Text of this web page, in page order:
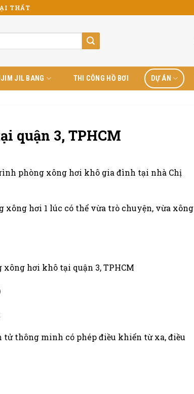
THẤT
JIL BANG THI CÔNG HỒ BƠI DỰ ÁN
quận 3, TPHCM
phòng xông hơi khô gia đình tại nhà Chị
xông hơi 1 lúc có thể vừa trò chuyện, vừa xông
hơi khô tại quận 3, TPHCM
thông minh có phép điều khiển từ xa, điều